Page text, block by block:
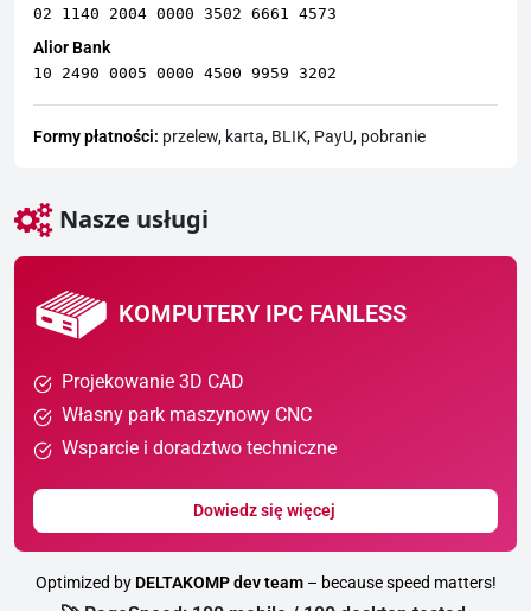
02 1140 2004 0000 3502 6661 4573
Alior Bank
10 2490 0005 0000 4500 9959 3202
Formy płatności: przelew, karta, BLIK, PayU, pobranie
Nasze usługi
KOMPUTERY IPC FANLESS
Projekowanie 3D CAD
Własny park maszynowy CNC
Wsparcie i doradztwo techniczne
Dowiedz się więcej
Optimized by DELTAKOMP dev team– because speed matters!